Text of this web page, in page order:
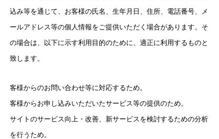
込み等を通じて、お客様の氏名、生年月日、住所、電話番号、メ
ールアドレス等の個人情報をご提供いただく場合があります。そ
の場合は、以下に示す利用目的のために、適正に利用するものと
致します。
お客様からのお問い合わせ等に対応するため。
お客様からお申し込みいただいたサービス等の提供のため。
当サイトのサービス向上・改善、新サービスを検討するための分析
等を行うため。